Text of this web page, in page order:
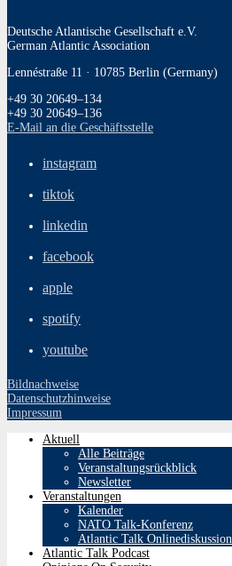
Deutsche Atlantische Gesellschaft e.V.
German Atlantic Association
Lennéstraße 11 · 10785 Berlin (Germany)
+49 30 20649–134
+49 30 20649–136
E‑Mail an die Geschäftsstelle
instagram
tiktok
linkedin
facebook
apple
spotify
youtube
Bildnachweise
Datenschutzhinweise
Impressum
Aktuell
Alle Beiträge
Veranstaltungsrückblick
Newsletter
Veranstaltungen
Kalender
NATO Talk-Konferenz
Atlantic Talk Onlinediskussion
Atlantic Talk Podcast